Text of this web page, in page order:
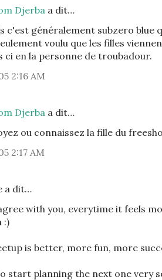
Djerba a dit…
c'est généralement subzero blue
voulu que les filles
ci en la personne de troubadour.
2:16 AM
Djerba a dit…
ou connaissez la fille du
2:17 AM
a dit…
with you, everytime it feels
:)
is better, more fun, more
start planning the next one very